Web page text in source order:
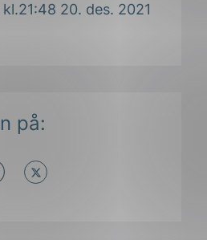
kl.21:48 20. des. 2021
på: